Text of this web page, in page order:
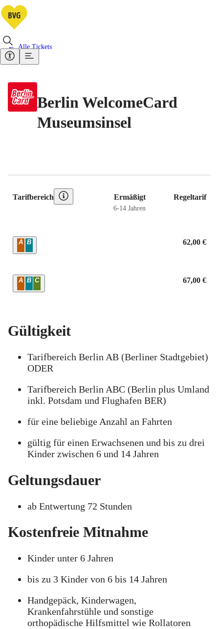
Alle Tickets
Berlin WelcomeCard
Museumsinsel
Tarifbereich
Ermäßigt
6-14 Jahren
Regeltarif
Zone
A B 62,00 €
Zone
A B C 67,00 €
Gültigkeit
Tarifbereich Berlin AB (Berliner Stadtgebiet)
ODER
Tarifbereich Berlin ABC (Berlin plus Umland
inkl. Potsdam und Flughafen BER)
für eine beliebige Anzahl an Fahrten
gültig für einen Erwachsenen und bis zu drei
Kinder zwischen 6 und 14 Jahren
Geltungsdauer
ab Entwertung 72 Stunden
Kostenfreie Mitnahme
Kinder unter 6 Jahren
bis zu 3 Kinder von 6 bis 14 Jahren
Handgepäck, Kinderwagen,
Krankenfahrstühle und sonstige
orthopädische Hilfsmittel wie Rollatoren